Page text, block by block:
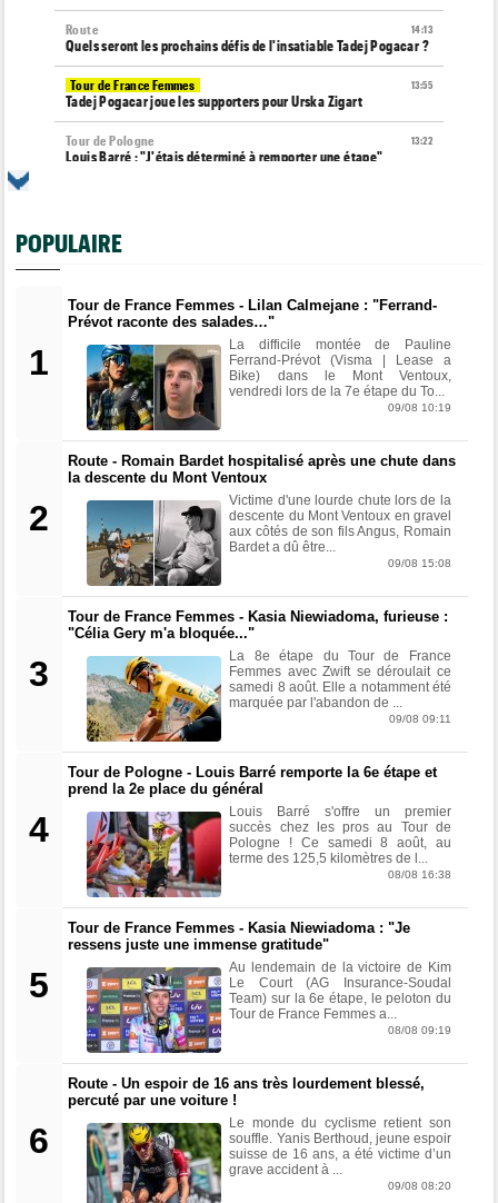
14:13
Route
Quels seront les prochains défis de l'insatiable Tadej Pogacar ?
13:55
Tour de France Femmes
Tadej Pogacar joue les supporters pour Urska Zigart
13:22
Tour de Pologne
Louis Barré : "J'étais déterminé à remporter une étape"
Tour de France Femmes
12:54
Tour de France Femmes
Puck Pieterse : "Je ne sais pas à quoi m'attendre"
12:31
Tour de France Femmes
Niedermaier : "J’ai dit à Kasia que ce n’est pas fini"
Tour de France Femmes
Lorena Wiebes : "Je dois encore finir..."
Tour d'Espagne
11:38
Tour de France
Dorian Godon a fini le Tour avec quatre côtes fracturées
Média
Cyclism’Actu recrute rédacteurs… toutes les informations ici !
Tour de France Femmes
La FDJ-SUEZ assume sa stratégie : "C'est ça, le cyclisme"
Média
L'abonnement à Cyclism'Actu sans pub ni pop up : 9,99€ pour 1
10:19
Tour de France Femmes
Lilan Calmejane : "Ferrand-Prévot raconte des salades…"
POPULAIRE
1
Tour de France Femmes - Lilan Calmejane : "Ferrand-
Prévot raconte des salades…"
La difficile montée de Pauline
Ferrand-Prévot (Visma | Lease a
Bike) dans le Mont Ventoux,
vendredi lors de la 7e étape du To...
09/08 10:19
2
Route - Romain Bardet hospitalisé après une chute dans
la descente du Mont Ventoux
Victime d'une lourde chute lors de la
descente du Mont Ventoux en gravel
aux côtés de son fils Angus, Romain
Bardet a dû être...
09/08 15:08
3
Tour de France Femmes - Kasia Niewiadoma, furieuse :
"Célia Gery m'a bloquée..."
La 8e étape du Tour de France
Femmes avec Zwift se déroulait ce
samedi 8 août. Elle a notamment été
marquée par l'abandon de ...
09/08 09:11
4
Tour de Pologne - Louis Barré remporte la 6e étape et
prend la 2e place du général
Louis Barré s'offre un premier
succès chez les pros au Tour de
Pologne ! Ce samedi 8 août, au
terme des 125,5 kilomètres de l...
08/08 16:38
5
Tour de France Femmes - Kasia Niewiadoma : "Je
ressens juste une immense gratitude"
Au lendemain de la victoire de Kim
Le Court (AG Insurance-Soudal
Team) sur la 6e étape, le peloton du
Tour de France Femmes a...
08/08 09:19
6
Route - Un espoir de 16 ans très lourdement blessé,
percuté par une voiture !
Le monde du cyclisme retient son
souffle. Yanis Berthoud, jeune espoir
suisse de 16 ans, a été victime d’un
grave accident à ...
09/08 08:20